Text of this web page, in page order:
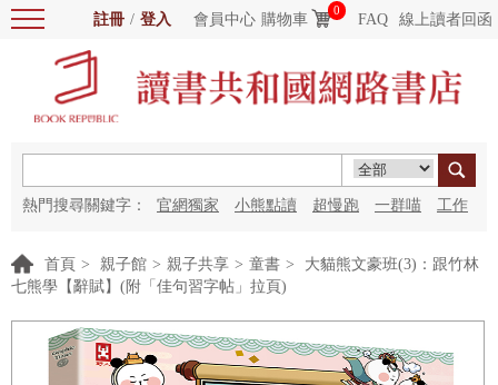
註冊 / 登入 會員中心 購物車
0
FAQ 線上讀者回函
熱門搜尋關鍵字： 官網獨家 小熊點讀 超慢跑 一群喵 工作
首頁 > 親子館 > 親子共享 > 童書 >
大貓熊文豪班(3)：跟竹林
七熊學【辭賦】(附「佳句習字帖」拉頁)